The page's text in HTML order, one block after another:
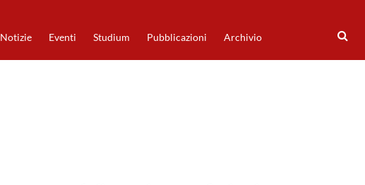
Notizie Eventi Studium Pubblicazioni Archivio